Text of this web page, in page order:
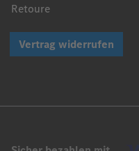
Retoure
Vertrag widerrufen